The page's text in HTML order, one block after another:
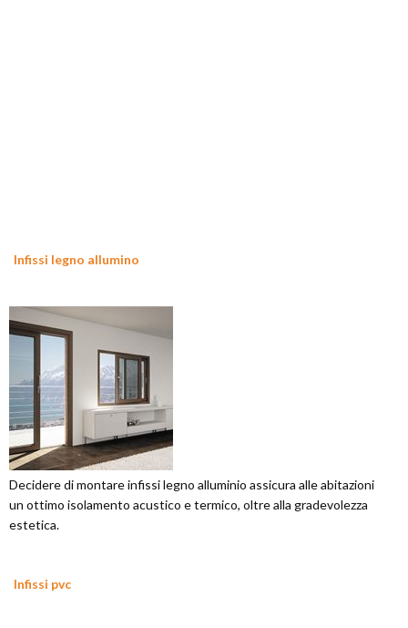
Infissi legno allumino
Decidere di montare infissi legno alluminio assicura alle abitazioni
un ottimo isolamento acustico e termico, oltre alla gradevolezza
estetica.
Infissi pvc